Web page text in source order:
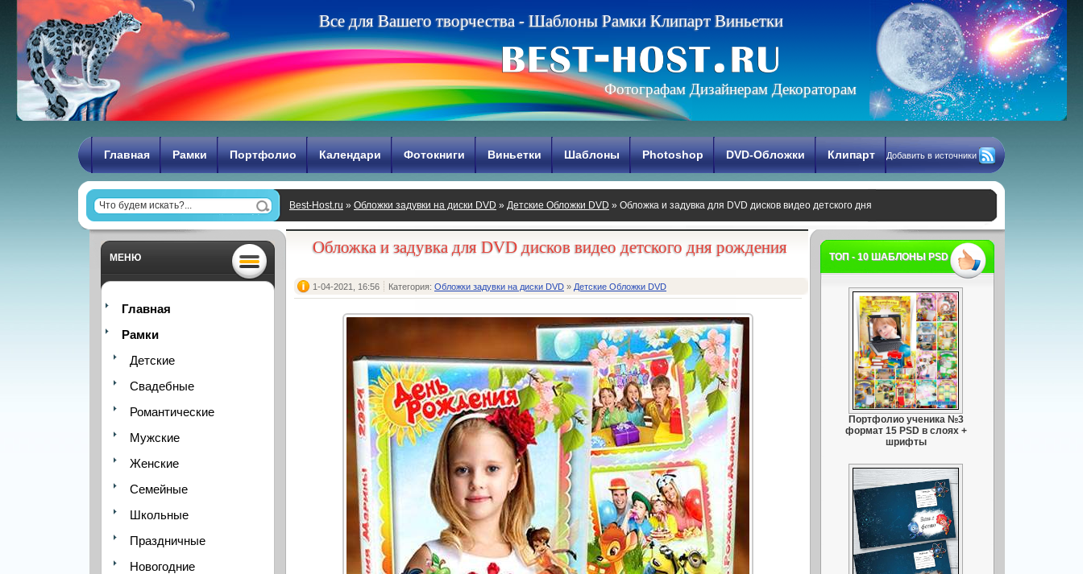
Все для Вашего творчества - Шаблоны Рамки Клипарт Виньетки
Фотографам Дизайнерам Декораторам
Главная Рамки Портфолио Календари Фотокниги Виньетки Шаблоны Photoshop DVD-Обложки Клипарт Добавить в источники
Best-Host.ru » Обложки задувки на диски DVD » Детские Обложки DVD » Обложка и задувка для DVD дисков видео детского дня
рождения
МЕНЮ
Главная
Рамки
Детские
Свадебные
Романтические
Мужские
Женские
Семейные
Школьные
Праздничные
Новогодние
Обложка и задувка для DVD дисков видео детского дня рождения
1-04-2021, 16:56 Категория: Обложки задувки на диски DVD » Детские Обложки DVD
ТОП - 10 ШАБЛОНЫ PSD
Портфолио ученика №3
формат 15 PSD в слоях +
шрифты